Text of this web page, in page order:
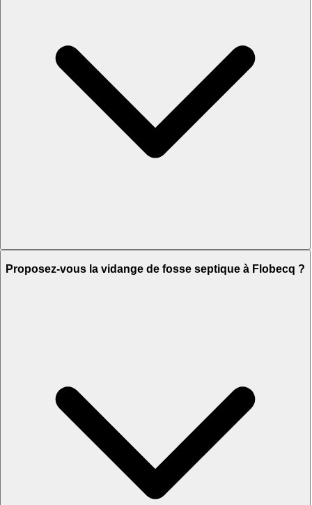
Proposez-vous la vidange de fosse septique à Flobecq ?